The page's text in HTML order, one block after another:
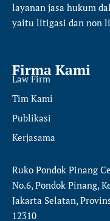
layanan jasa hukum
yaitu litigasi dan non
Firma Kami
Law Firm
Tim Kami
Publikasi
Kerjasama
Ruko Pondok Pinang
No.6, Pondok Pinang,
Jakarta Selatan,
12310